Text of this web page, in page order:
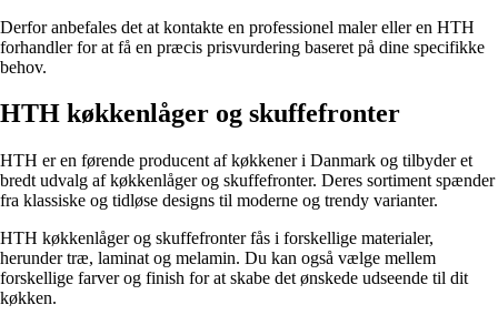
Derfor anbefales det at kontakte en professionel maler eller en HTH
forhandler for at få en præcis prisvurdering baseret på dine specifikke
behov.
HTH køkkenlåger og skuffefronter
HTH er en førende producent af køkkener i Danmark og tilbyder et
bredt udvalg af køkkenlåger og skuffefronter. Deres sortiment spænder
fra klassiske og tidløse designs til moderne og trendy varianter.
HTH køkkenlåger og skuffefronter fås i forskellige materialer,
herunder træ, laminat og melamin. Du kan også vælge mellem
forskellige farver og finish for at skabe det ønskede udseende til dit
køkken.